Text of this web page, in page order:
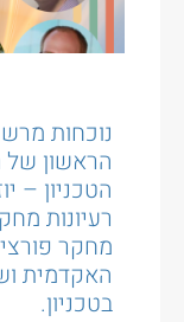
נוכחות
הראשון של
הטכניון –
רעיונות
מחקר
האקדמית
בטכניון.